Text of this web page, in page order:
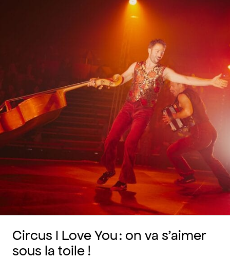
Circus I Love You : on va s’aimer
sous la toile !